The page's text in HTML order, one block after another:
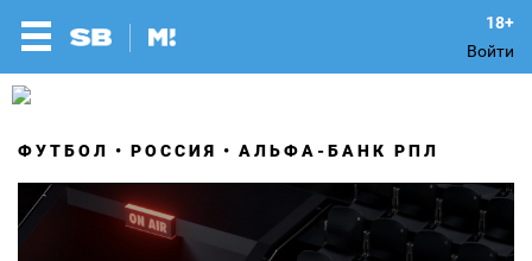
Войти
ФУТБОЛ РОССИЯ АЛЬФА-БАНК РПЛ